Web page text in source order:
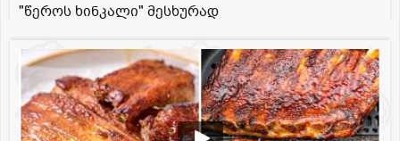
"წეროს ხინკალი" მესხურად